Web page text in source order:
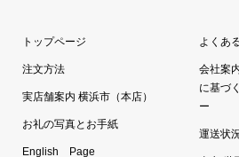
トップページ
注文方法
実店舗案内 横浜市（本店）
お礼の写真とお手紙
English Page
よくあ
会社案
に基づ
ー
運送状